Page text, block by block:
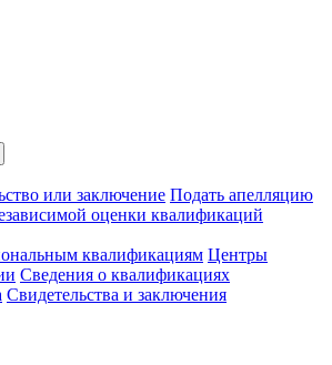
или заключение Подать апелляцию
оценки квалификаций
квалификациям Центры
Сведения о квалификациях
Свидетельства и заключения